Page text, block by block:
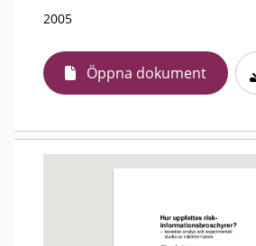
2005
Öppna dokument